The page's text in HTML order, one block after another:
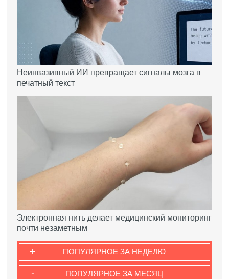
Неинвазивный ИИ превращает сигналы мозга в
печатный текст
Электронная нить делает медицинский мониторинг
почти незаметным
ПОПУЛЯРНОЕ ЗА НЕДЕЛЮ
+
ПОПУЛЯРНОЕ ЗА МЕСЯЦ
-